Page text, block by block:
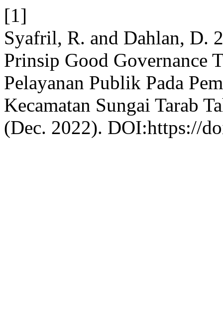
[1]
Syafril, R. and Dahlan, D.
Prinsip Good Governance
Pelayanan Publik Pada
Kecamatan Sungai Tarab
(Dec. 2022). DOI:https://